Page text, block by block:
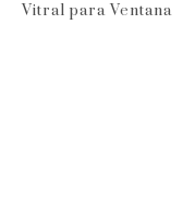
Vitral para Ventana